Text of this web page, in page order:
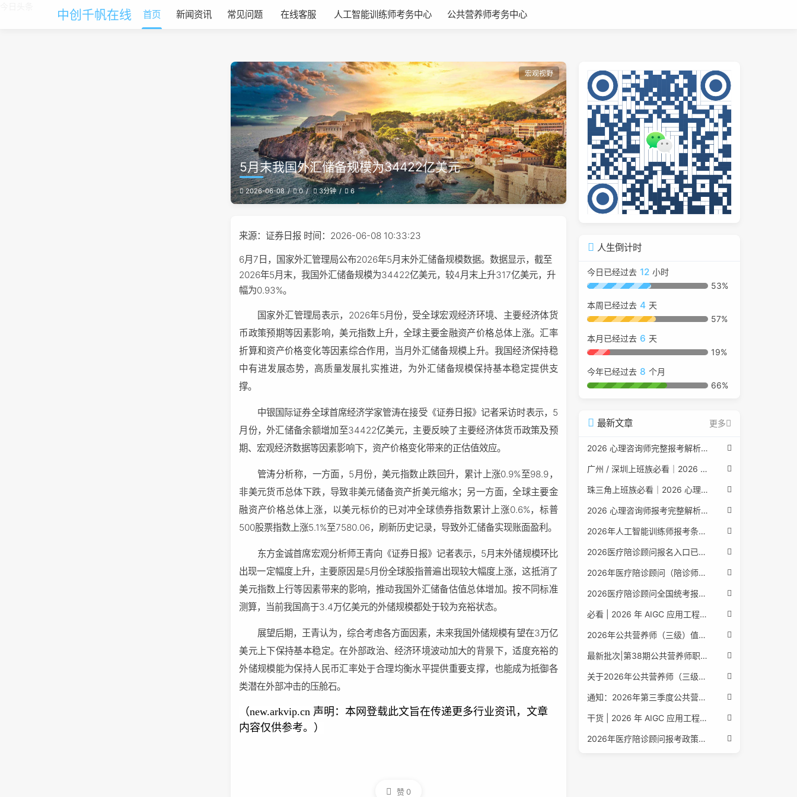
中创千帆在线 首页 新闻资讯 常见问题 在线客服 人工智能训练师考务中心 公共营养师考务中心
宏观视野
5月末我国外汇储备规模为34422亿美元
2026-06-08 0 3分钟 6
来源：证券日报 时间：2026-06-08 10:33:23
6月7日，国家外汇管理局公布2026年5月末外汇储备规模数据。数据显示，截至
2026年5月末，我国外汇储备规模为34422亿美元，较4月末上升317亿美元，升
幅为0.93%。
国家外汇管理局表示，2026年5月份，受全球宏观经济环境、主要经济体货
币政策预期等因素影响，美元指数上升，全球主要金融资产价格总体上涨。汇率
折算和资产价格变化等因素综合作用，当月外汇储备规模上升。我国经济保持稳
中有进发展态势，高质量发展扎实推进，为外汇储备规模保持基本稳定提供支
撑。
中银国际证券全球首席经济学家管涛在接受《证券日报》记者采访时表示，5
月份，外汇储备余额增加至34422亿美元，主要反映了主要经济体货币政策及预
期、宏观经济数据等因素影响下，资产价格变化带来的正估值效应。
管涛分析称，一方面，5月份，美元指数止跌回升，累计上涨0.9%至98.9，
非美元货币总体下跌，导致非美元储备资产折美元缩水；另一方面，全球主要金
融资产价格总体上涨，以美元标价的已对冲全球债券指数累计上涨0.6%，标普
500股票指数上涨5.1%至7580.06，刷新历史记录，导致外汇储备实现账面盈利。
东方金诚首席宏观分析师王青向《证券日报》记者表示，5月末外储规模环比
出现一定幅度上升，主要原因是5月份全球股指普遍出现较大幅度上涨，这抵消了
美元指数上行等因素带来的影响，推动我国外汇储备估值总体增加。按不同标准
测算，当前我国高于3.4万亿美元的外储规模都处于较为充裕状态。
展望后期，王青认为，综合考虑各方面因素，未来我国外储规模有望在3万亿
美元上下保持基本稳定。在外部政治、经济环境波动加大的背景下，适度充裕的
外储规模能为保持人民币汇率处于合理均衡水平提供重要支撑，也能成为抵御各
类潜在外部冲击的压舱石。
（new.arkvip.cn 声明：本网登载此文旨在传递更多行业资讯，文章
内容仅供参考。）
赞0
人生倒计时
今日已经过去 12 小时
53%
本周已经过去 4 天
57%
本月已经过去 6 天
19%
今年已经过去 8 个月
66%
最新文章 更多
2026 心理咨询师完整报考解析（2017 国考取消后现行权威体系 + 避坑全指南）
广州 / 深圳上班族必看｜2026 心理咨询师考证指南，转行副业、情绪疏导双收益
珠三角上班族必看｜2026 心理咨询师考证指南，转行副业、情绪疏导双收益
2026 心理咨询师报考完整解析｜2017 国考取消后正规报考标准、流程避坑指南
2026年人工智能训练师报考条件与流程：2026年最新官方要求全面解读
2026医疗陪诊顾问报名入口已公布，全国报考条件流程政策全解析
2026年医疗陪诊顾问（陪诊师）招生启动，全国报考指南附报名官网
2026医疗陪诊顾问全国统考报名中，报考条件流程全攻略附报名入口
必看 | 2026 年 AIGC 应用工程师报考核心要点：报名费用、官网可查、行业认可度、补考规则全盘点
2026年公共营养师（三级）值得考吗？报名入口+条件+证书用途
最新批次|第38期公共营养师职业能力评价证书报名培训通知
关于2026年公共营养师（三级、四级）全国统一认定报名的服务通知
通知：2026年第三季度公共营养师四级培训报名安排正式发布
干货 | 2026 年 AIGC 应用工程师报考指南：报名流程、学历要求、培训课程、就业方向全梳理
2026年医疗陪诊顾问报考政策更新，全国报名入口与报考指南全同步